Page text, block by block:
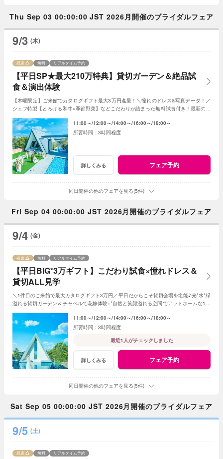
Thu Sep 03 00:00:00 JST 2026月開催のブライダルフェア
9/3 (木)
【平日SP★最大210万特典】貸切ガーデン＆絶品試
食＆演出体験
残席 無料 リアルタイム予約
【木曜限定】ご来館でカタログギフト最大3万円進呈！＼憧れのドレス&写真データ！／
シェフ特製【とろける和牛×季節野菜】などこだわりが詰まった無料試食付き！最新のマ
11:00～ 12:00～ 14:00～ 16:00～ 18:00～
3時間程度
詳しくみる フェア予約
同日開催の他のフェアを見る(5件)
Fri Sep 04 00:00:00 JST 2026月開催のブライダルフェア
9/4 (金)
【平日BIG*3万ギフト】こだわり試食×憧れドレス＆
貸切ALL見学
残席 無料 リアルタイム予約
＼1件目のご来館で最大カタログギフト3万円／平日だからこそ貸切会場を堪能♪光*水*緑
溢れる貸切ガーデン＆チャペルで花嫁体験+*自然と笑顔溢れる空間でアットホームな1日
11:00～ 12:00～ 14:00～ 16:00～ 18:00～
3時間程度
最近1人がチェックしました
詳しくみる フェア予約
同日開催の他のフェアを見る(5件)
Sat Sep 05 00:00:00 JST 2026月開催のブライダルフェア
9/5 (土)
残席 無料 リアルタイム予約